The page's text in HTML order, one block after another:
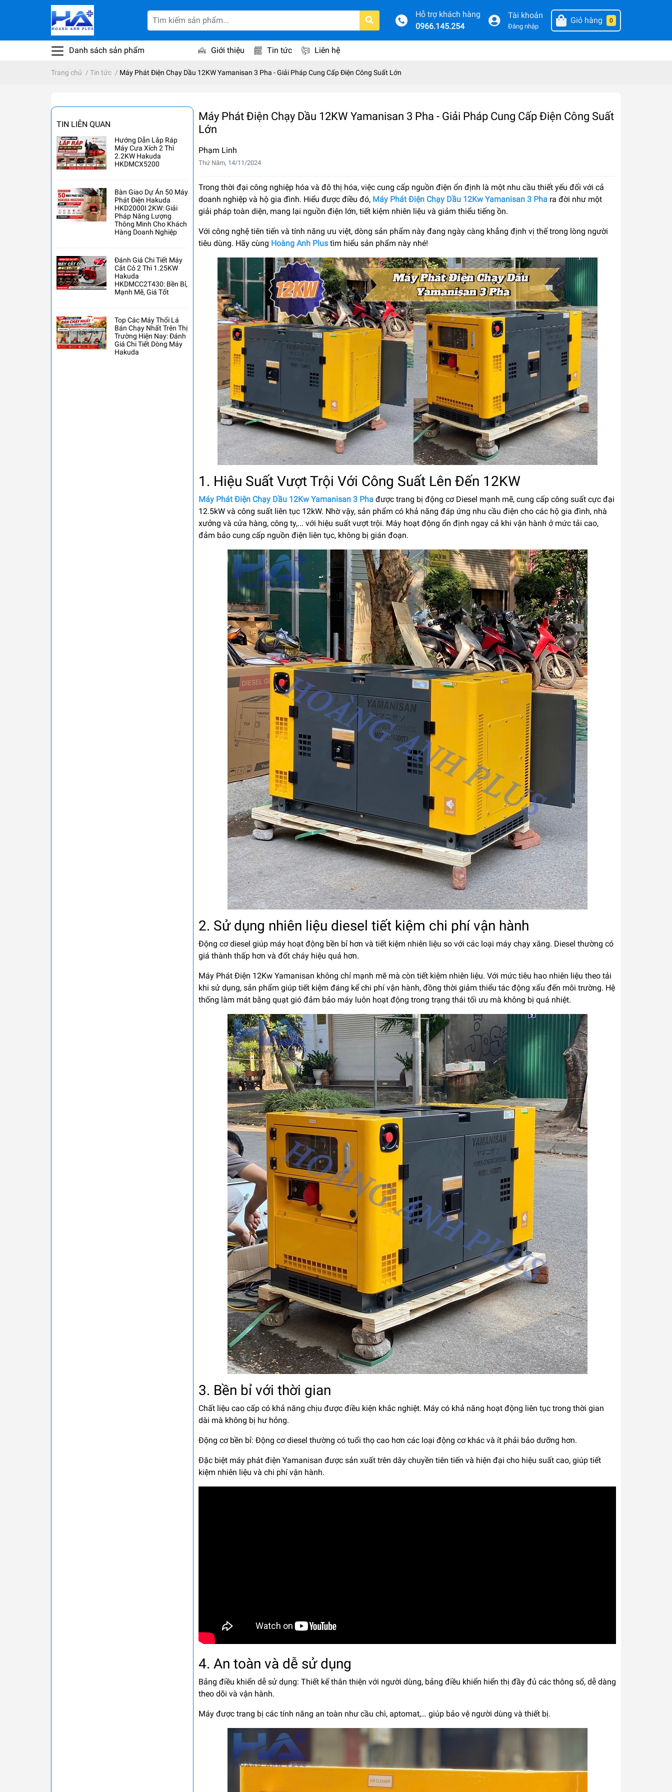
Hỗ trợ khách hàng
0966.145.254
Tài khoản
Đăng nhập
Giỏ hàng 0
Danh sách sản phẩm Giới thiệu Tin tức Liên hệ
Trang chủ / Tin tức / Máy Phát Điện Chạy Dầu 12KW Yamanisan 3 Pha - Giải Pháp Cung Cấp Điện Công Suất Lớn
TIN LIÊN QUAN
Hướng Dẫn Lắp Ráp
Máy Cưa Xích 2 Thì
2.2KW Hakuda
HKDMCX5200
Bàn Giao Dự Án 50 Máy
Phát Điện Hakuda
HKD2000I 2KW: Giải
Pháp Năng Lượng
Thông Minh Cho Khách
Hàng Doanh Nghiệp
Đánh Giá Chi Tiết Máy
Cắt Cỏ 2 Thì 1.25KW
Hakuda
HKDMCC2T430: Bền Bỉ,
Mạnh Mẽ, Giá Tốt
Top Các Máy Thổi Lá
Bán Chạy Nhất Trên Thị
Trường Hiện Nay: Đánh
Giá Chi Tiết Dòng Máy
Hakuda
Máy Phát Điện Chạy Dầu 12KW Yamanisan 3 Pha - Giải Pháp Cung Cấp Điện Công Suất
Lớn
Phạm Linh
Thứ Năm, 14/11/2024
Trong thời đại công nghiệp hóa và đô thị hóa, việc cung cấp nguồn điện ổn định là một nhu cầu thiết yếu đối với cả
doanh nghiệp và hộ gia đình. Hiểu được điều đó, Máy Phát Điện Chạy Dầu 12Kw Yamanisan 3 Pha ra đời như một
giải pháp toàn diện, mang lại nguồn điện lớn, tiết kiệm nhiên liệu và giảm thiểu tiếng ồn.
Với công nghệ tiên tiến và tính năng ưu việt, dòng sản phẩm này đang ngày càng khẳng định vị thế trong lòng người
tiêu dùng. Hãy cùng Hoàng Anh Plus tìm hiểu sản phẩm này nhé!
1. Hiệu Suất Vượt Trội Với Công Suất Lên Đến 12KW
Máy Phát Điện Chạy Dầu 12Kw Yamanisan 3 Pha được trang bị động cơ Diesel mạnh mẽ, cung cấp công suất cực đại
12.5kW và công suất liên tục 12kW. Nhờ vậy, sản phẩm có khả năng đáp ứng nhu cầu điện cho các hộ gia đình, nhà
xưởng và cửa hàng, công ty,... với hiệu suất vượt trội. Máy hoạt động ổn định ngay cả khi vận hành ở mức tải cao,
đảm bảo cung cấp nguồn điện liên tục, không bị gián đoạn.
2. Sử dụng nhiên liệu diesel tiết kiệm chi phí vận hành
Động cơ diesel giúp máy hoạt động bền bỉ hơn và tiết kiệm nhiên liệu so với các loại máy chạy xăng. Diesel thường có
giá thành thấp hơn và đốt cháy hiệu quả hơn.
Máy Phát Điện 12Kw Yamanisan không chỉ mạnh mẽ mà còn tiết kiệm nhiên liệu. Với mức tiêu hao nhiên liệu theo tải
khi sử dụng, sản phẩm giúp tiết kiệm đáng kể chi phí vận hành, đồng thời giảm thiểu tác động xấu đến môi trường. Hệ
thống làm mát bằng quạt gió đảm bảo máy luôn hoạt động trong trạng thái tối ưu mà không bị quá nhiệt.
3. Bền bỉ với thời gian
Chất liệu cao cấp có khả năng chịu được điều kiện khắc nghiệt. Máy có khả năng hoạt động liên tục trong thời gian
dài mà không bị hư hỏng.
Động cơ bền bỉ: Động cơ diesel thường có tuổi thọ cao hơn các loại động cơ khác và ít phải bảo dưỡng hơn.
Đặc biệt máy phát điện Yamanisan được sản xuất trên dây chuyền tiên tiến và hiện đại cho hiệu suất cao, giúp tiết
kiệm nhiên liệu và chi phí vận hành.
4. An toàn và dễ sử dụng
Bảng điều khiển dễ sử dụng: Thiết kế thân thiện với người dùng, bảng điều khiển hiển thị đầy đủ các thông số, dễ dàng
theo dõi và vận hành.
Máy được trang bị các tính năng an toàn như cầu chì, aptomat,… giúp bảo vệ người dùng và thiết bị.